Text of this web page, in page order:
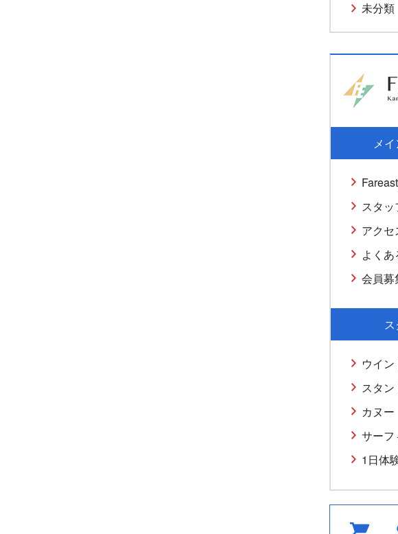
未分類
メ
スタッ
アクセ
よく
会員募
ウイ
スタ
カヌー
サーフ
1日体